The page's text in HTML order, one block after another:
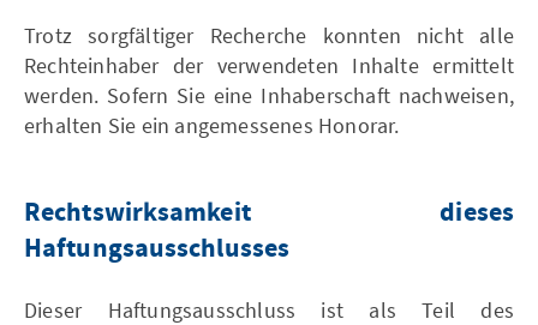
Trotz sorgfältiger Recherche konnten nicht alle
Rechteinhaber der verwendeten Inhalte ermittelt
werden. Sofern Sie eine Inhaberschaft nachweisen,
erhalten Sie ein angemessenes Honorar.
Rechtswirksamkeit dieses
Haftungsausschlusses
Dieser Haftungsausschluss ist als Teil des